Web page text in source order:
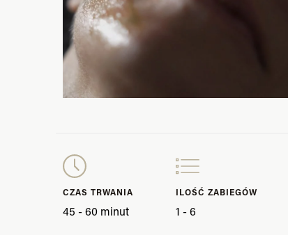
CZAS TRWANIA
45 - 60 minut
ILOŚĆ ZABIEGÓW
1 - 6